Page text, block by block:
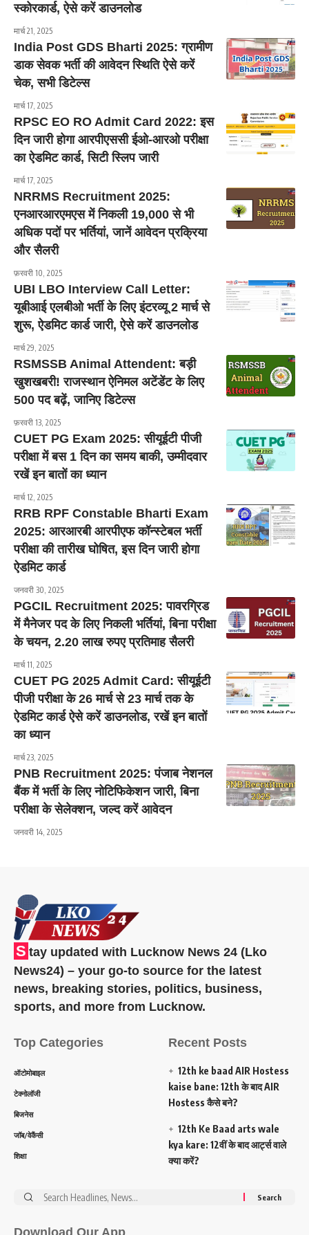
स्कोरकार्ड, ऐसे करें डाउनलोड
मार्च 21, 2025
India Post GDS Bharti 2025: ग्रामीण
डाक सेवक भर्ती की आवेदन स्थिति ऐसे करें
चेक, सभी डिटेल्स
मार्च 17, 2025
RPSC EO RO Admit Card 2022: इस
दिन जारी होगा आरपीएससी ईओ-आरओ परीक्षा
का ऐडमिट कार्ड, सिटी स्लिप जारी
मार्च 17, 2025
NRRMS Recruitment 2025:
एनआरआरएमएस में निकली 19,000 से भी
अधिक पदों पर भर्तियां, जानें आवेदन प्रक्रिया
और सैलरी
फ़रवरी 10, 2025
UBI LBO Interview Call Letter:
यूबीआई एलबीओ भर्ती के लिए इंटरव्यू 2 मार्च से
शुरू, ऐडमिट कार्ड जारी, ऐसे करें डाउनलोड
मार्च 29, 2025
RSMSSB Animal Attendent: बड़ी
खुशखबरी! राजस्थान ऐनिमल अटेंडेंट के लिए
500 पद बढ़ें, जानिए डिटेल्स
फ़रवरी 13, 2025
CUET PG Exam 2025: सीयूईटी पीजी
परीक्षा में बस 1 दिन का समय बाकी, उम्मीदवार
रखें इन बातों का ध्यान
मार्च 12, 2025
RRB RPF Constable Bharti Exam
2025: आरआरबी आरपीएफ कॉन्स्टेबल भर्ती
परीक्षा की तारीख घोषित, इस दिन जारी होगा
ऐडमिट कार्ड
जनवरी 30, 2025
PGCIL Recruitment 2025: पावरग्रिड
में मैनेजर पद के लिए निकली भर्तियां, बिना परीक्षा
के चयन, 2.20 लाख रुपए प्रतिमाह सैलरी
मार्च 11, 2025
CUET PG 2025 Admit Card: सीयूईटी
पीजी परीक्षा के 26 मार्च से 23 मार्च तक के
ऐडमिट कार्ड ऐसे करें डाउनलोड, रखें इन बातों
का ध्यान
मार्च 23, 2025
PNB Recruitment 2025: पंजाब नेशनल
बैंक में भर्ती के लिए नोटिफिकेशन जारी, बिना
परीक्षा के सेलेक्शन, जल्द करें आवेदन
जनवरी 14, 2025
S tay updated with Lucknow News 24 (Lko
News24) – your go-to source for the latest
news, breaking stories, politics, business,
sports, and more from Lucknow.
Top Categories
ऑटोमोबाइल
टेक्नोलॉजी
बिजनेस
जॉब/वेकैंसी
शिक्षा
Recent Posts
12th ke baad AIR Hostess
kaise bane: 12th के बाद AIR
Hostess कैसे बने?
12th Ke Baad arts wale
kya kare: 12वीं के बाद आर्ट्स वाले
क्या करें?
Search
Download Our App